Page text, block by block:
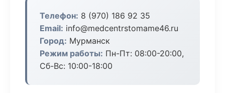
Телефон: 8 (970) 186 92 35
Email: info@medcentrstomame46.ru
Город: Мурманск
Режим работы: Пн-Пт: 08:00-20:00,
Сб-Вс: 10:00-18:00